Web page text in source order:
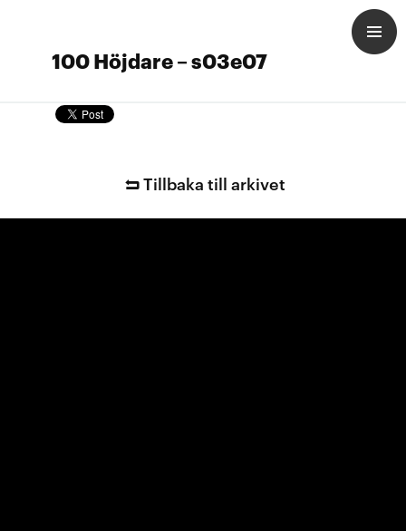
100 Höjdare – s03e07
Tillbaka till arkivet